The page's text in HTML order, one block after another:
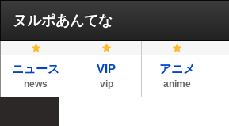
ヌルポあんてな
ニュース
news
VIP
vip
アニメ
anime